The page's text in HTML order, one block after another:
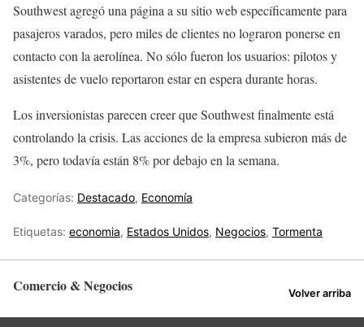
Southwest agregó una página a su sitio web específicamente para
pasajeros varados, pero miles de clientes no lograron ponerse en
contacto con la aerolínea. No sólo fueron los usuarios: pilotos y
asistentes de vuelo reportaron estar en espera durante horas.
Los inversionistas parecen creer que Southwest finalmente está
controlando la crisis. Las acciones de la empresa subieron más de
3%, pero todavía están 8% por debajo en la semana.
Categorías: Destacado, Economía
Etiquetas: economia, Estados Unidos, Negocios, Tormenta
Comercio & Negocios Volver arriba